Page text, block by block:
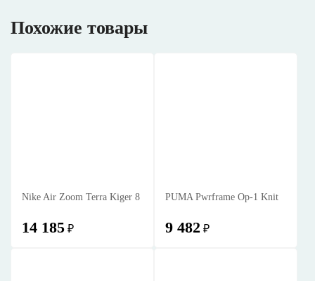
Похожие товары
Nike Air Zoom Terra Kiger 8
14 185 ₽
PUMA Pwrframe Op-1 Knit
9 482 ₽